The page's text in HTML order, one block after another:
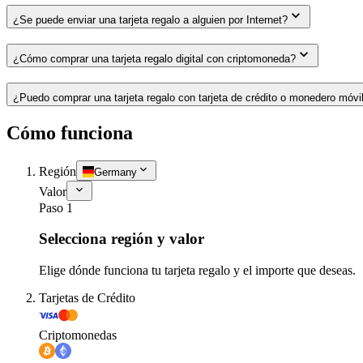
¿Se puede enviar una tarjeta regalo a alguien por Internet?
¿Cómo comprar una tarjeta regalo digital con criptomoneda?
¿Puedo comprar una tarjeta regalo con tarjeta de crédito o monedero
Cómo funciona
Región Germany
Valor
Paso 1
Selecciona región y valor
Elige dónde funciona tu tarjeta regalo y el importe que deseas.
Tarjetas de Crédito
Criptomonedas